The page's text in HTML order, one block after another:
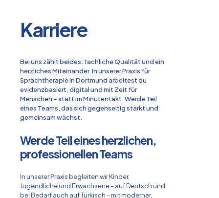
Karriere
Bei uns zählt beides: fachliche Qualität und ein
herzliches Miteinander. In unserer Praxis für
Sprachtherapie in Dortmund arbeitest du
evidenzbasiert, digital und mit Zeit für
Menschen – statt im Minutentakt. Werde Teil
eines Teams, das sich gegenseitig stärkt und
gemeinsam wächst.
Werde Teil eines herzlichen,
professionellen Teams
In unserer Praxis begleiten wir Kinder,
Jugendliche und Erwachsene – auf Deutsch und
bei Bedarf auch auf Türkisch – mit moderner,